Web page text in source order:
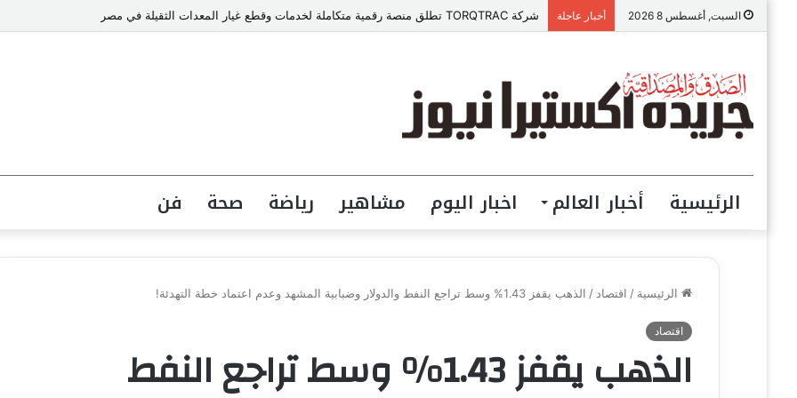
السبت, أغسطس 8 2026 أخبار عاجلة شركة TORQTRAC تطلق منصة رقمية متكاملة لخدمات وقطع غيار المعدات الثقيلة في مصر
الرئيسية أخبار العالم اخبار اليوم مشاهير رياضة صحة فن
الرئيسية / اقتصاد / الذهب يقفز 1.43% وسط تراجع النفط والدولار وضبابية المشهد وعدم اعتماد خطة التهدئة!
اقتصاد
الذهب يقفز 1.43% وسط تراجع النفط